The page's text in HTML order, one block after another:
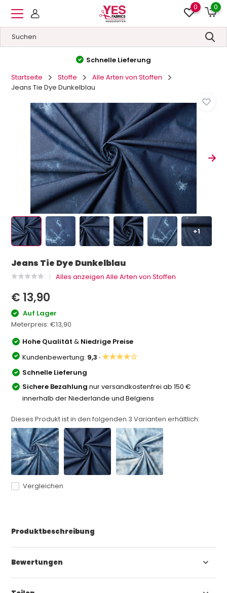
0 0
Hohe Qualität&Niedrige Preise
Startseite
Stoffe
Alle Arten von Stoffen
Jeans Tie Dye Dunkelblau
+1
Jeans Tie Dye Dunkelblau
Alles anzeigen Alle Arten von Stoffen
€ 13,90
Auf Lager
Meterpreis:€13,90
Hohe Qualität& Niedrige Preise
Kundenbewertung: 9,3 ·★★★★☆
Schnelle Lieferung
Sichere Bezahlung nur versandkostenfrei ab 150 €
innerhalb der Niederlande und Belgiens
Dieses Produkt ist in den folgenden 3 Varianten erhältlich:
Vergleichen
Produktbeschreibung
Bewertungen